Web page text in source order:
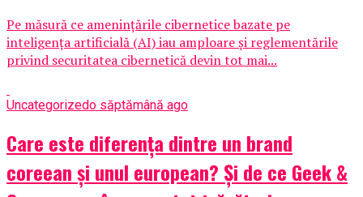
Pe măsură ce amenințările cibernetice bazate pe
inteligența artificială (AI) iau amploare și reglementările
privind securitatea cibernetică devin tot mai...
Uncategorizedo săptămână ago
Care este diferența dintre un brand
coreean și unul european? Și de ce Geek &